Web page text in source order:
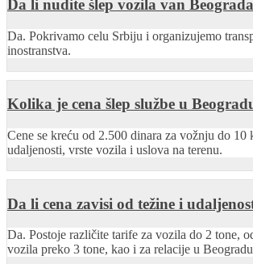
Da li nudite šlep vozila van
Da. Pokrivamo celu Srbiju i organizujemo
inostranstva.
Kolika je cena šlep službe u
Cene se kreću od 2.500 dinara za vožnju do 10
udaljenosti, vrste vozila i uslova na terenu.
Da li cena zavisi od težine i
Da. Postoje različite tarife za vozila do 2 tone,
vozila preko 3 tone, kao i za relacije u